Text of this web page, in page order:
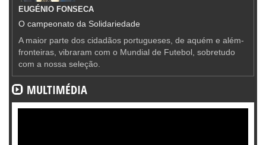
EUGÉNIO FONSECA
O campeonato da Solidariedade
A maior parte dos cidadãos portugueses, de aquém e além-
fronteiras, vibraram com o Mundial de Futebol, sobretudo
com a nossa seleção.
MULTIMÉDIA